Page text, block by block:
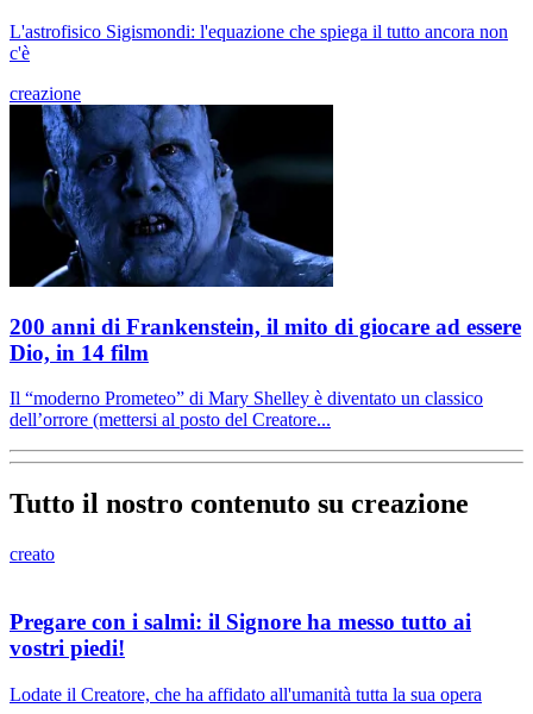
L'astrofisico Sigismondi: l'equazione che spiega il tutto ancora non
c'è
creazione
200 anni di Frankenstein, il mito di giocare ad essere
Dio, in 14 film
Il “moderno Prometeo” di Mary Shelley è diventato un classico
dell’orrore (mettersi al posto del Creatore...
Tutto il nostro contenuto su creazione
creato
Pregare con i salmi: il Signore ha messo tutto ai
vostri piedi!
Lodate il Creatore, che ha affidato all'umanità tutta la sua opera